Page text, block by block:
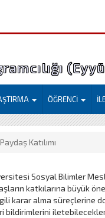
ÖĞRENCİ
Katılımı
Sosyal Bilimler
katkılarına büyük
karar alma süreçlerine
bildirimlerini